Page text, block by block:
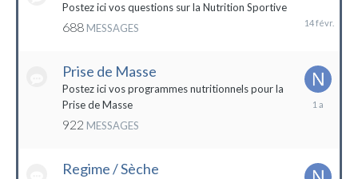
Postez ici vos questions sur la Nutrition Sportive
688 MESSAGES
Prise de Masse
Postez ici vos programmes nutritionnels pour la
Prise de Masse
922 MESSAGES
19
Regime / Sèche